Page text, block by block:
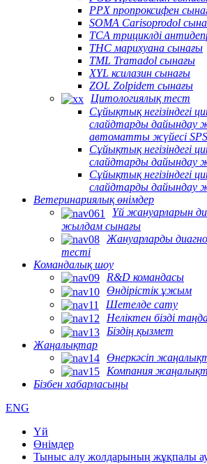
PPX пропроксифен
SOMA Carisoprodol
TCA трициклді
THC марихуана сынағы
TML Tramadol сынағы
XYL ксилазин сынағы
ZOL Zolpidem сынағы
Цитологиялық тест
Сұйықтық негізіндегі
слайдтарды дайындау
автоматты жүйесі
Сұйықтық негізіндегі
слайдтарды дайындау
Сұйықтық негізіндегі
слайдтарды дайындау
Ветеринариялық өнімдер
Үй жануарларын
жылдам сынағы
Жануарларды
тесті
Командалық шоу
R&D командасы
Өндірістік ұжым
Шетелде сату
Неліктен бізді
Біздің қызмет
Жаңалықтар
Өнеркәсіп
Компания
Бізбен хабарласыңы
ENG
Үй
Өнімдер
Тыныс алу жолдарының жұқпалы